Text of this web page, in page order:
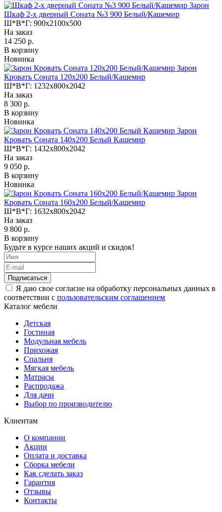
Зарон
Шкаф 2-х дверный Соната №3 900 Белый/Кашемир
Ш*В*Г: 900x2100x500
На заказ
14 250 р.
В корзину
Новинка
Зарон
Кровать Соната 120х200 Белый/Кашемир
Ш*В*Г: 1232x800x2042
На заказ
8 300 р.
В корзину
Новинка
Зарон
Кровать Соната 140х200 Белый Кашемир
Ш*В*Г: 1432x800x2042
На заказ
9 050 р.
В корзину
Новинка
Зарон
Кровать Соната 160х200 Белый/Кашемир
Ш*В*Г: 1632x800x2042
На заказ
9 800 р.
В корзину
Будьте в курсе наших акций и скидок!
Подписаться
Я даю свое согласие на обработку персональных данных в
соответствии с пользовательским соглашением
Каталог мебели
Детская
Гостиная
Модульная мебель
Прихожая
Спальня
Мягкая мебель
Матрасы
Распродажа
Для дачи
Выбор по производителю
Клиентам
О компании
Акции
Оплата и доставка
Сборка мебели
Как сделать заказ
Гарантия
Отзывы
Контакты